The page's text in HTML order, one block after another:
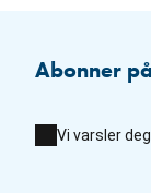
Abonner
Vi varsler